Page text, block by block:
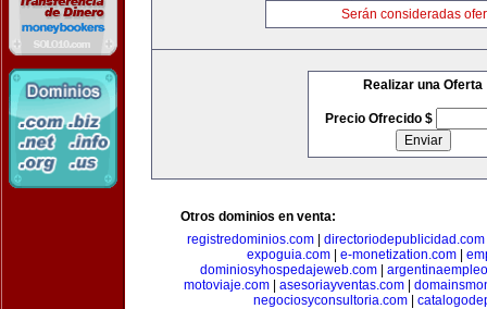
Serán consideradas
Realizar una Oferta
Precio Ofrecido $
Otros dominios en venta:
registredominios.com| directoriodepublicidad.com
expoguia.com| e-monetization.com|
dominiosyhospedajeweb.com
motoviaje.com
asesoriayventas.com
negociosyconsultoria.com|